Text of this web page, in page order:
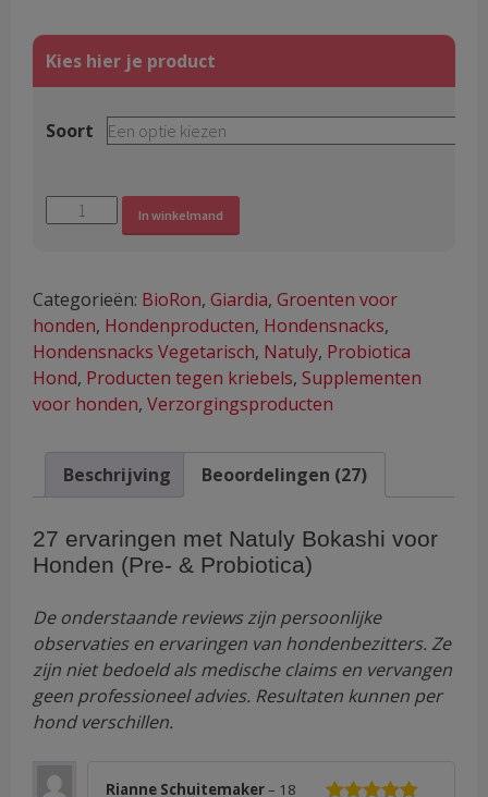
Soort
Natuly
(Pre-
&
Probiotica)
aantal
In winkelmand
Categorieën: BioRon,Giardia,Groenten voor
honden, Hondenproducten, Hondensnacks,
Hondensnacks Vegetarisch, Natuly, Probiotica
Hond, Producten tegen kriebels,Supplementen
voor honden,Verzorgingsproducten
Beschrijving Beoordelingen (27)
27 ervaringen met Natuly Bokashi voor
Honden (Pre- & Probiotica)
De onderstaande reviews zijn persoonlijke
observaties en ervaringen van hondenbezitters. Ze
zijn niet bedoeld als medische claims en vervangen
geen professioneel advies. Resultaten kunnen per
hond verschillen.
Rianne Schuitemaker– 18